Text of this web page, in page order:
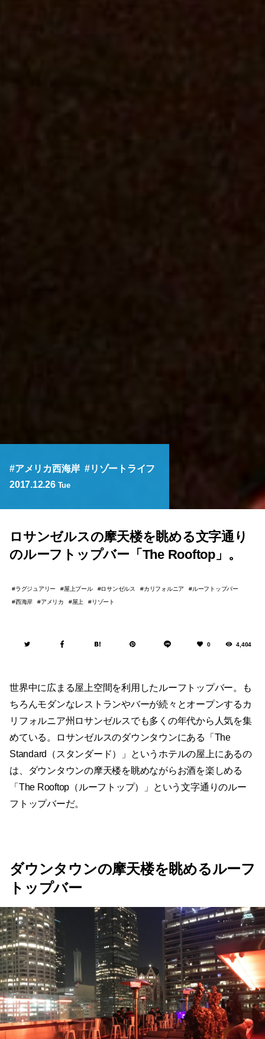
アメリカ西海岸
リゾートライフ
2017.12.26 Tue
ロサンゼルスの摩天楼を眺める文字通り
のルーフトップバー「The Rooftop」。
ラグジュアリー 屋上プール ロサンゼルス カリフォルニア
ルーフトップバー
西海岸
アメリカ 屋上 リゾート
0 4,404
世界中に広まる屋上空間を利用したルーフトップバー。も
ちろんモダンなレストランやバーが続々とオープンするカ
リフォルニア州ロサンゼルスでも多くの年代から人気を集
めている。ロサンゼルスのダウンタウンにある「The
Standard（スタンダード）」というホテルの屋上にあるの
は、ダウンタウンの摩天楼を眺めながらお酒を楽しめる
「The Rooftop（ルーフトップ）」という文字通りのルー
フトップバーだ。
ダウンタウンの摩天楼を眺めるルーフ
トップバー